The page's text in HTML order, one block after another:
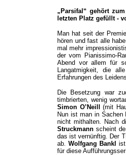
„Parsifal“ gehört
letzten Platz gefüllt -
Man hat seit der
hören und fast alle
mal mehr
der vom Pianissimo-
Abend vor allem für
Langatmigkeit, die
Erfahrungen des
Die Besetzung war
timbrierten, wenig
Simon O’Neill(mit
Nun ist man in Sachen
nicht mithalten. Nach
Struckmann scheint
das ist vernünftig. Der
ab. Wolfgang Bankl
für diese